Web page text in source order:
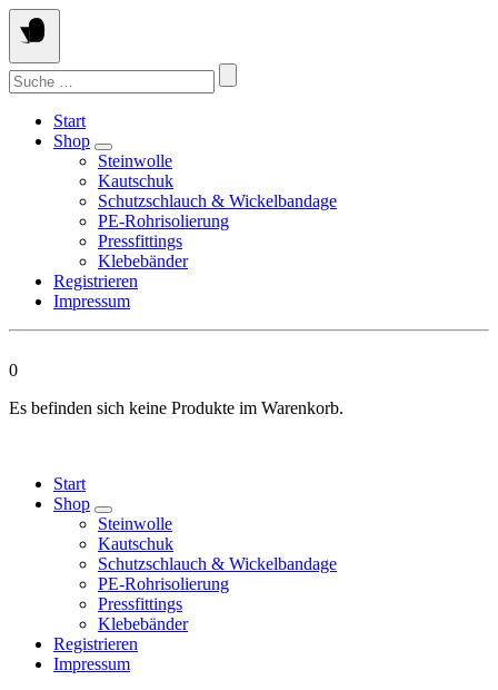
Springen
Sie
zum
Inhalt
Suchen
nach:
Start
Shop
Steinwolle
Kautschuk
Schutzschlauch & Wickelbandage
PE-Rohrisolierung
Pressfittings
Klebebänder
Registrieren
Impressum
0
Es befinden sich keine Produkte im Warenkorb.
Start
Shop
Steinwolle
Kautschuk
Schutzschlauch & Wickelbandage
PE-Rohrisolierung
Pressfittings
Klebebänder
Registrieren
Impressum